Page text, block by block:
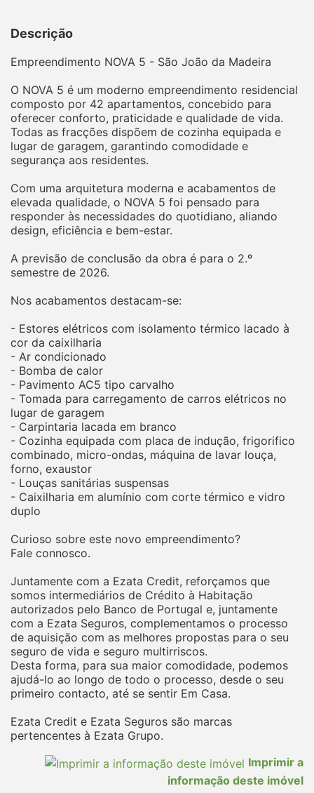
Descrição
Empreendimento NOVA 5 - São João da Madeira
O NOVA 5 é um moderno empreendimento residencial
composto por 42 apartamentos, concebido para
oferecer conforto, praticidade e qualidade de vida.
Todas as fracções dispõem de cozinha equipada e
lugar de garagem, garantindo comodidade e
segurança aos residentes.
Com uma arquitetura moderna e acabamentos de
elevada qualidade, o NOVA 5 foi pensado para
responder às necessidades do quotidiano, aliando
design, eficiência e bem-estar.
A previsão de conclusão da obra é para o 2.º
semestre de 2026.
Nos acabamentos destacam-se:
- Estores elétricos com isolamento térmico lacado à
cor da caixilharia
- Ar condicionado
- Bomba de calor
- Pavimento AC5 tipo carvalho
- Tomada para carregamento de carros elétricos no
lugar de garagem
- Carpintaria lacada em branco
- Cozinha equipada com placa de indução, frigorifico
combinado, micro-ondas, máquina de lavar louça,
forno, exaustor
- Louças sanitárias suspensas
- Caixilharia em alumínio com corte térmico e vidro
duplo
Curioso sobre este novo empreendimento?
Fale connosco.
Juntamente com a Ezata Credit, reforçamos que
somos intermediários de Crédito à Habitação
autorizados pelo Banco de Portugal e, juntamente
com a Ezata Seguros, complementamos o processo
de aquisição com as melhores propostas para o seu
seguro de vida e seguro multirriscos.
Desta forma, para sua maior comodidade, podemos
ajudá-lo ao longo de todo o processo, desde o seu
primeiro contacto, até se sentir Em Casa.
Ezata Credit e Ezata Seguros são marcas
pertencentes à Ezata Grupo.
Imprimir a
informação deste imóvel